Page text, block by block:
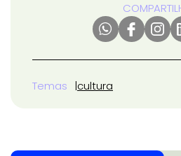
Temas cultura